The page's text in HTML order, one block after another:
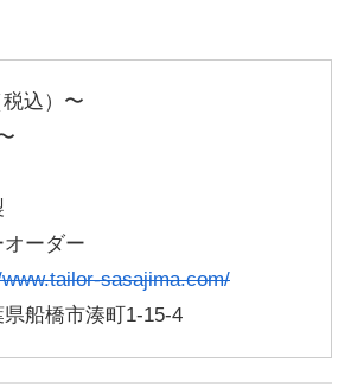
税込）〜
オーダー
sasajima.com/
県船橋市湊町1-15-4